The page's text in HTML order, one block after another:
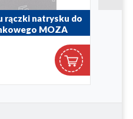
rączki natrysku do
MOZA